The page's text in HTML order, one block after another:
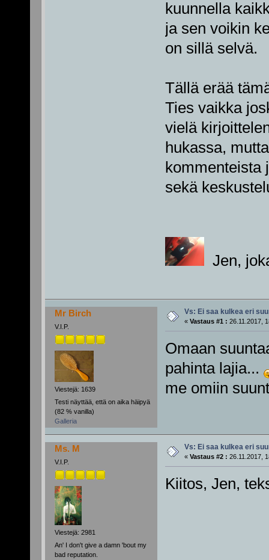
kuunnella
ja sen voikin
on sillä selvä.
Tällä erää
Ties vaikka
vielä
hukassa,
kommenteista
sekä
Jen,
Mr Birch
V.I.P.
Viestejä: 1639
Testi näyttää, että on aika häipyä
(82 % vanilla)
Galleria
Vs: Ei saa kulkea eri
« Vastaus #1 : 26.11.2017,
Omaan
pahinta lajia...
me omiin
Ms. M
V.I.P.
Viestejä: 2981
An' I don't give a damn 'bout my
bad reputation.
Vs: Ei saa kulkea eri
« Vastaus #2 : 26.11.2017,
Kiitos, Jen,